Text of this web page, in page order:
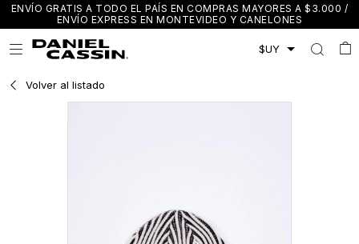
ENVÍO GRATIS A TODO EL PAÍS EN COMPRAS MAYORES A $3.000 /
ENVÍO EXPRESS EN MONTEVIDEO Y CANELONES

Volver al listado